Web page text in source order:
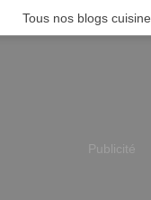
Tous nos blogs cuisine
Publicité